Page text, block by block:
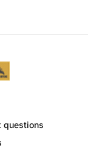
qui
plus. Mais
quel point
questions